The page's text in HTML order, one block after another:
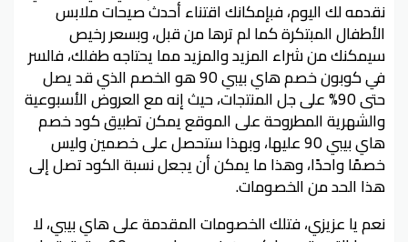
نقدمه لك اليوم، فبإمكانك اقتناء أحدث صيحات ملابس
الأطفال المبتكرة كما لم ترها من قبل، وبسعر رخيص
سيمكنك من شراء المزيد والمزيد مما يحتاجه طفلك، فالسر
في كوبون خصم هاي بيبي 90 هو الخصم الذي قد يصل
حتى 90% على جل المنتجات، حيث إنه مع العروض الأسبوعية
والشهرية المطروحة على الموقع يمكن تطبيق كود خصم
هاي بيبي 90 عليها، وبهذا ستحصل على خصمين وليس
خصمًا واحدًا، وهذا ما يمكن أن يجعل نسبة الكود تصل إلى
هذا الحد من الخصومات.
نعم يا عزيزي، فتلك الخصومات المقدمة على هاي بيبي، لا